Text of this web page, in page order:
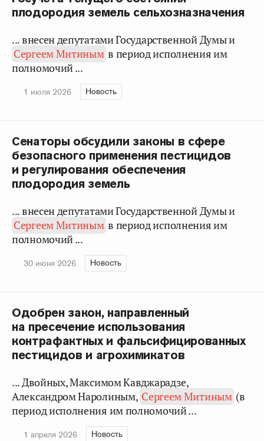
плодородия земель сельхозназначения
... внесен депутатами Государственной Думы и
Сергеем Митиным в период исполнения им
полномочий ...
1 июля 2026 Новость
Сенаторы обсудили законы в сфере
безопасного применения пестицидов
и регулирования обеспечения
плодородия земель
... внесен депутатами Государственной Думы и
Сергеем Митиным в период исполнения им
полномочий ...
30 июня 2026 Новость
Одобрен закон, направленный
на пресечение использования
контрафактных и фальсифицированных
пестицидов и агрохимикатов
... Двойных, Максимом Кавджарадзе,
Александром Наролиным, Сергеем Митиным (в
период исполнения им полномочий ...
1 апреля 2026 Новость